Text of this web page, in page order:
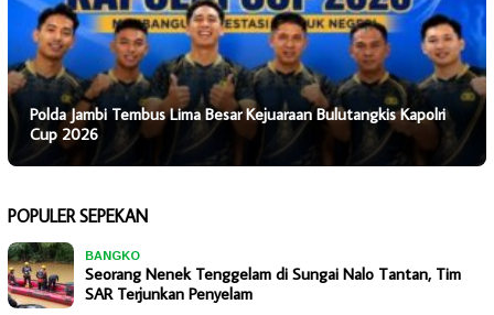
Polda Jambi Tembus Lima Besar Kejuaraan Bulutangkis Kapolri
Cup 2026
POPULER SEPEKAN
BANGKO
Seorang Nenek Tenggelam di Sungai Nalo Tantan, Tim
SAR Terjunkan Penyelam